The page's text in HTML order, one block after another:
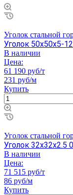
Уголок стальной
Уголок 50х50х5-
В наличии
Цена:
61 190 руб/т
231 руб/м
Купить
Уголок стальной
Уголок 32х32х2.5
В наличии
Цена:
71 515 руб/т
86 руб/м
Купить